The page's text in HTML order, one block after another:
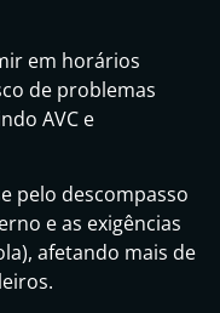
em horários
de problemas
AVC e
pelo descompasso
e as exigências
afetando mais de